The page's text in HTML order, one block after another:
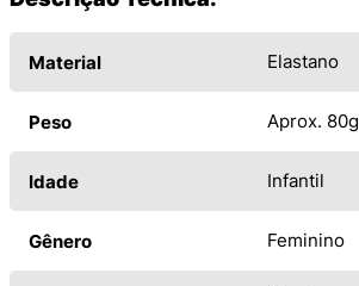
Material Elastano
Peso Aprox. 80g
Idade Infantil
Gênero Feminino